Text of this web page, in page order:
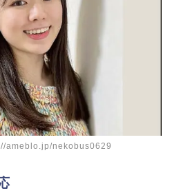
ameblo.jp/nekobus0629